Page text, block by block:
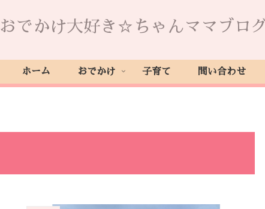
おでかけ大好き☆ちゃんママブログ
ホーム おでかけ 子育て 問い合わせ